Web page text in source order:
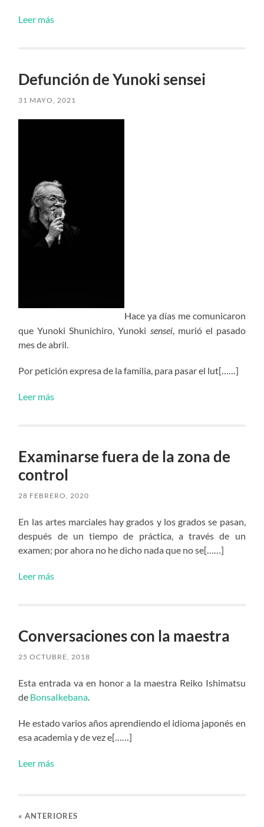
Leer más
Defunción de Yunoki sensei
31 MAYO, 2021
Hace ya días me comunicaron
que Yunoki Shunichiro, Yunoki sensei, murió el pasado
mes de abril.
Por petición expresa de la familia, para pasar el lut[……]
Leer más
Examinarse fuera de la zona de
control
28 FEBRERO, 2020
En las artes marciales hay grados y los grados se pasan,
después de un tiempo de práctica, a través de un
examen; por ahora no he dicho nada que no se[……]
Leer más
Conversaciones con la maestra
25 OCTUBRE, 2018
Esta entrada va en honor a la maestra Reiko Ishimatsu
de BonsaIkebana
He estado varios años aprendiendo el idioma japonés en
esa academia y de vez e[……]
Leer más
«ANTERIORES